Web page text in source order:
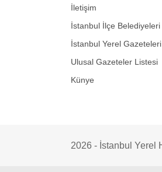
İletişim
İstanbul İlçe Belediyeleri
İstanbul Yerel Gazeteleri
Ulusal Gazeteler Listesi
Künye
2026 - İstanbul Yerel